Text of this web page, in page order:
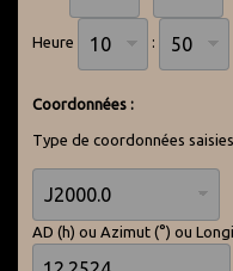
Heure :
Coordonnées :
Type de coordonnées
AD (h) ou Azimut (°) ou